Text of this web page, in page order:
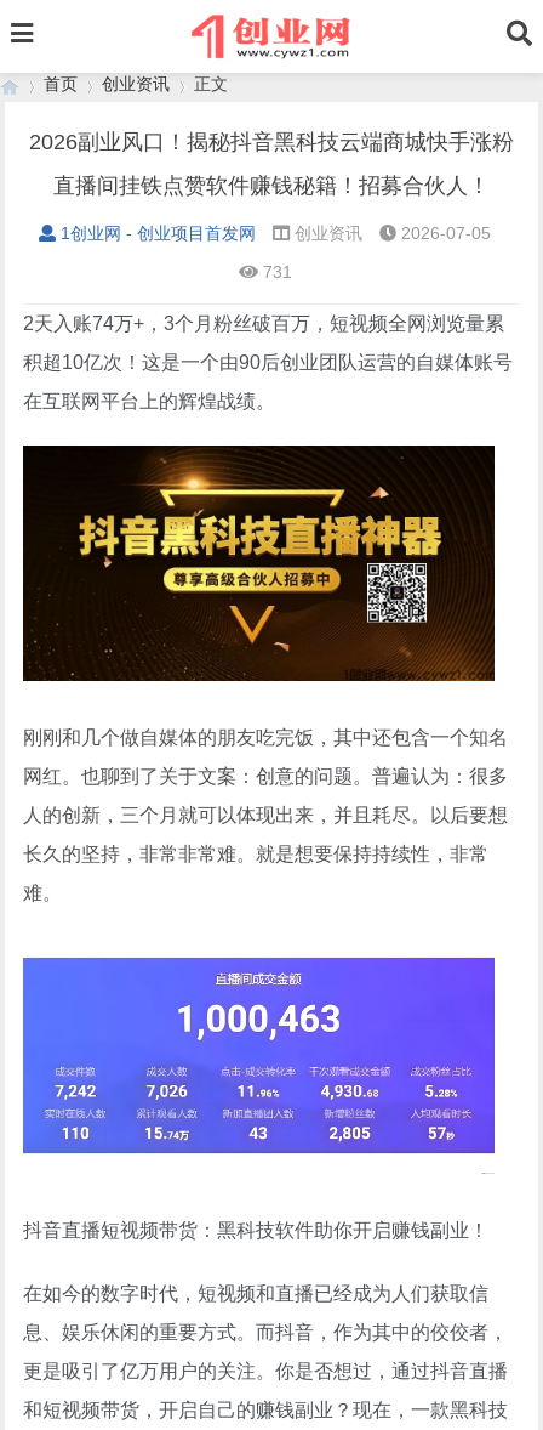
首页
›
创业资讯
›
正文
2026副业风口！揭秘抖音黑科技云端商城快手涨粉
直播间挂铁点赞软件赚钱秘籍！招募合伙人！
1创业网 - 创业项目首发网 创业资讯
2026-07-05
731
2天入账74万+，3个月粉丝破百万，短视频全网浏览量累
积超10亿次！这是一个由90后创业团队运营的自媒体账号
在互联网平台上的辉煌战绩。
刚刚和几个做自媒体的朋友吃完饭，其中还包含一个知名
网红。也聊到了关于文案：创意的问题。普遍认为：很多
人的创新，三个月就可以体现出来，并且耗尽。以后要想
长久的坚持，非常非常难。就是想要保持持续性，非常
难。
抖音直播短视频带货：黑科技软件助你开启赚钱副业！
在如今的数字时代，短视频和直播已经成为人们获取信
息、娱乐休闲的重要方式。而抖音，作为其中的佼佼者，
更是吸引了亿万用户的关注。你是否想过，通过抖音直播
和短视频带货，开启自己的赚钱副业？现在，一款黑科技